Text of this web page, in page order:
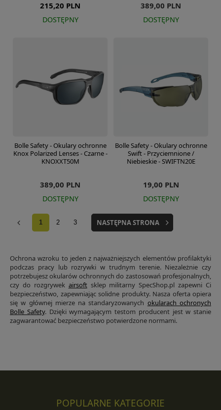
215,20 PLN
DOSTĘPNY
389,00 PLN
DOSTĘPNY
Bolle Safety - Okulary ochronne
Knox Polarized Lenses - Czarne -
KNOXXT50M
389,00 PLN
DOSTĘPNY
Bolle Safety - Okulary ochronne
Swift - Przyciemnione /
Niebieskie - SWIFTN20E
19,00 PLN
DOSTĘPNY
1 2 3 NASTĘPNA STRONA
Ochrona wzroku to jeden z najważniejszych elementów profilaktyki
podczas pracy lub rozrywki w trudnym terenie. Niezależnie czy
potrzebujesz okularów ochronnych do zastosowań profesjonalnych,
czy do rozgrywek airsoftsklep militarny SpecShop.pl zapewni Ci
bezpieczeństwo, zapewniając solidne produkty. Nasza oferta opiera
się w głównej mierze na standaryzowanych okularach ochronych
Bolle Safety. Dzięki wymagającym testom producent jest w stanie
zagwarantować bezpieczeństwo potwierdzone normami.
POPULARNE KATEGORIE